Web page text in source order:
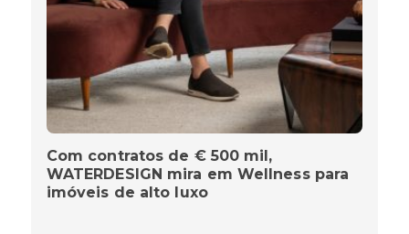
Com contratos de € 500 mil,
WATERDESIGN mira em Wellness para
imóveis de alto luxo